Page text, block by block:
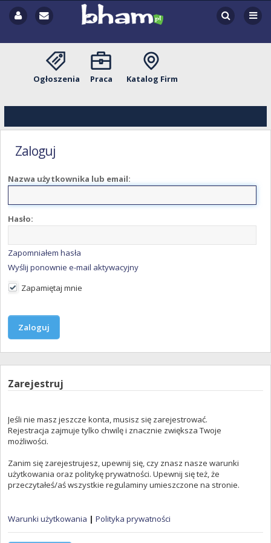
Ogłoszenia Praca Katalog Firm
Zaloguj
Nazwa użytkownika lub email:
Hasło:
Zapomniałem hasła
Wyślij ponownie e-mail aktywacyjny
Zapamiętaj mnie
Zarejestruj
Jeśli nie masz jeszcze konta, musisz się zarejestrować.
Rejestracja zajmuje tylko chwilę i znacznie zwiększa Twoje
możliwości.
Zanim się zarejestrujesz, upewnij się, czy znasz nasze warunki
użytkowania oraz politykę prywatności. Upewnij się też, że
przeczytałeś/aś wszystkie regulaminy umieszczone na stronie.
Warunki użytkowania | Polityka prywatności